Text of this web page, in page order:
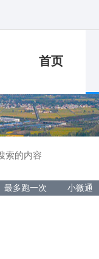
首页
最多跑一次 小微通